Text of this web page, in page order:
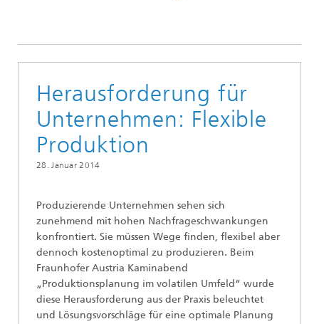
Herausforderung für
Unternehmen: Flexible
Produktion
28. Januar 2014
Produzierende Unternehmen sehen sich
zunehmend mit hohen Nachfrageschwankungen
konfrontiert. Sie müssen Wege finden, flexibel aber
dennoch kostenoptimal zu produzieren. Beim
Fraunhofer Austria Kaminabend
„Produktionsplanung im volatilen Umfeld“ wurde
diese Herausforderung aus der Praxis beleuchtet
und Lösungsvorschläge für eine optimale Planung